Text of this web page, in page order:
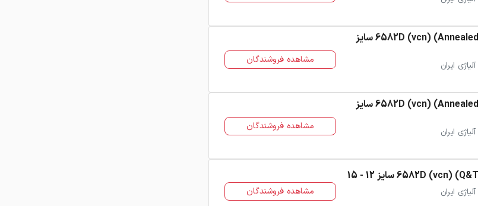
میلگرد آلیاژی (Annealed) (vcn) 6582D سایز
مشاهده فروشندگان
میلگرد آلیاژی (Annealed) (vcn) 6582D سایز
مشاهده فروشندگان
مشاهده فروشندگان